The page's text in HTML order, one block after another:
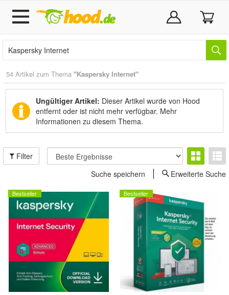
54 Artikel zum Thema "Kaspersky Internet"
Ungültiger Artikel: Dieser Artikel wurde von Hood
entfernt oder ist nicht mehr verfügbar. Mehr
Informationen zu diesem Thema.
Filter
Suche speichern
Erweiterte Suche
Bestseller Bestseller